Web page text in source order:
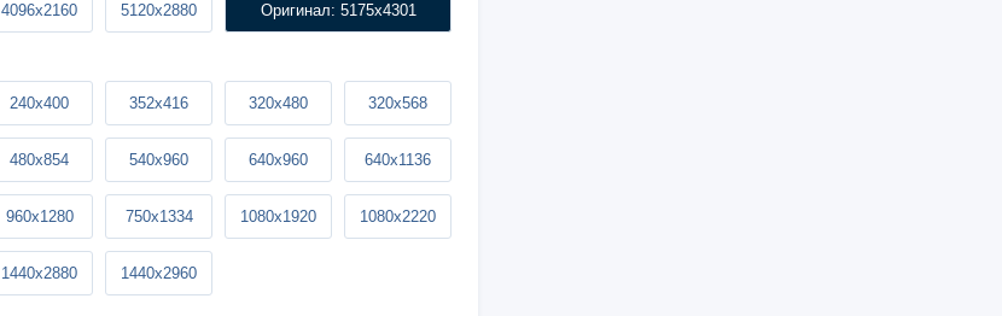
4096x2160 5120x2880 Оригинал: 5175x4301
240x400 352x416 320x480 320x568
480x854 540x960 640x960 640x1136
960x1280 750x1334 1080x1920 1080x2220
1440x2880 1440x2960